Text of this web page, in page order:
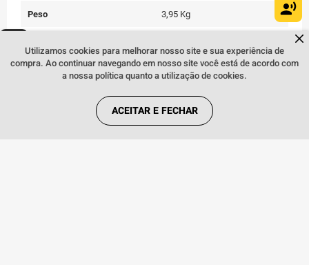
Fale comigo
clicando aqui
Peso 3,95 Kg
Conteúdo da Embalagem
Aparelho Celular | Carregador |
Cabo USB | Extrator de Chip |
Utilizamos cookies para melhorar nosso site e sua experiência de
compra. Ao continuar navegando em nosso site você está de acordo com
a nossa política quanto a utilização de cookies.
ACEITAR E FECHAR